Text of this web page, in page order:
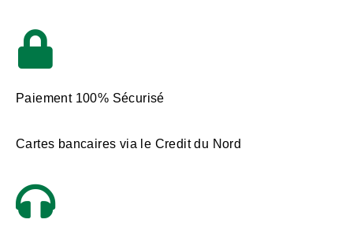
Paiement 100% Sécurisé
Cartes bancaires via le Credit du Nord